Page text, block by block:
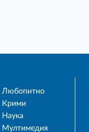
Любопитно
Крими
Наука
Мултимедия